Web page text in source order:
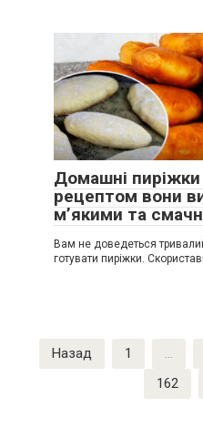
Домашні пиріжки
рецептом вони
м’якими та
Вам не доведеться
готувати пиріжки.
Пагинация
записей
Назад 1 …
162